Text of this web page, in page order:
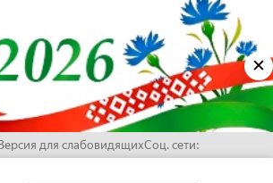
✕
Версия для слабовидящихСоц. сети: